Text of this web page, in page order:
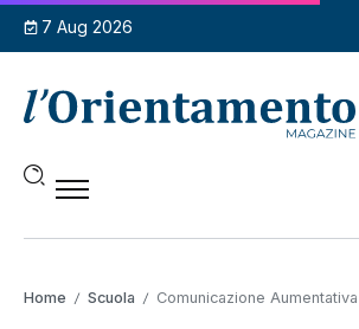
7 Aug 2026
Home / Scuola / Comunicazione